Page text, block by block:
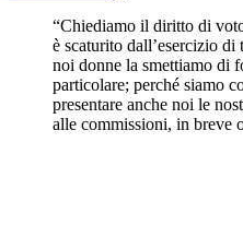
“Chiediamo il diritto di
è scaturito dall’esercizio
noi donne la smettiamo di
particolare; perché siamo
presentare anche noi le
alle commissioni, in breve